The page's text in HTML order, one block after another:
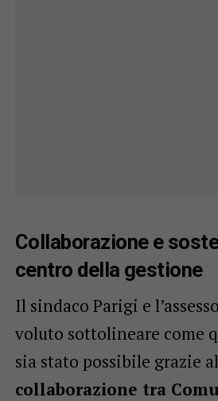
Collaborazione e
centro della gestione
Il sindaco Parigi e
voluto sottolineare come
sia stato possibile grazie
collaborazione tra